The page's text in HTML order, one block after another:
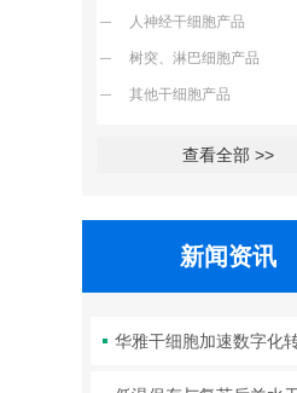
人神经干细胞产品
树突、淋巴细胞产品
其他干细胞产品
查看全部 >>
新闻资讯